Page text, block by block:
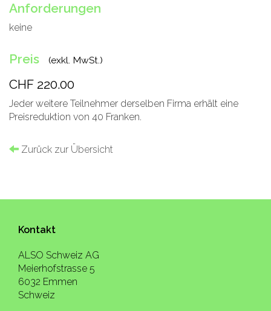
Anforderungen
keine
Preis (exkl. MwSt.)
CHF 220.00
Jeder weitere Teilnehmer derselben Firma erhält eine
Preisreduktion von 40 Franken.
Zurück zur Übersicht
Kontakt
ALSO Schweiz AG
Meierhofstrasse 5
6032 Emmen
Schweiz